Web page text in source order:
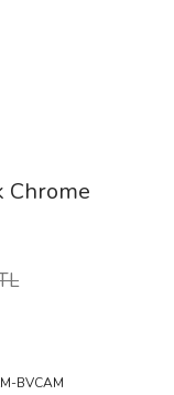
Chrome
BVCAM